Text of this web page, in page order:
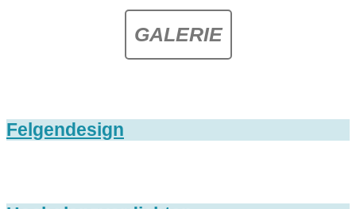
GALERIE
Felgendesign